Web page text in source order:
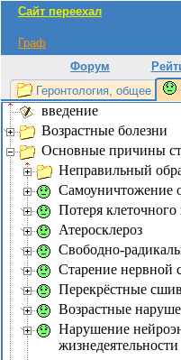
Сайт переехал
Граф
Форум
Геронтология, общее
введение
Возрастные болезни
Основные причины
Неправильный
Самоуничтожение
Потеря клеточного
Атеросклероз
Свободно-
Старение нервной
Перекрёстные
Возрастные
Нарушение
жизнедеятельности